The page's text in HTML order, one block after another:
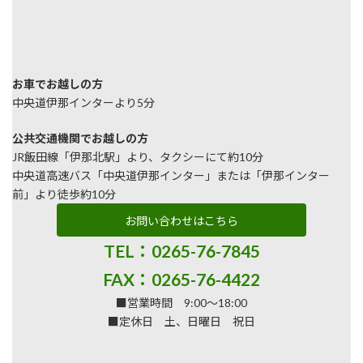
お車でお越しの方
中央道伊那インターより5分
公共交通機関でお越しの方
JR飯田線「伊那北駅」より、タクシーにて約10分
中央道高速バス「中央道伊那インター」または「伊那インター
前」より徒歩約10分
お問い合わせはこちら
TEL：0265-76-7845
FAX：0265-76-4422
■営業時間 9:00～18:00
■定休日 土、日曜日 祝日